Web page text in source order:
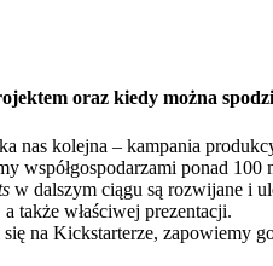
oraz kiedy można
nas kolejna – kampania
współgospodarzami ponad
w dalszym ciągu są rozwijane i
także właściwej prezentacji.
na Kickstarterze, zapowiemy